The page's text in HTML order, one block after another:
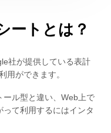
ートとは？
社が提供している表計
用ができます。
ール型と違い、Web上で
て利用するにはインタ